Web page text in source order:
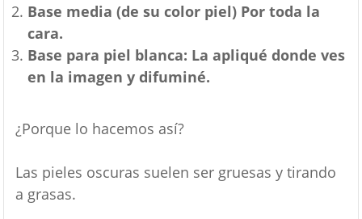
Base media (de su color piel) Por toda la
cara.
Base para piel blanca: La apliqué donde ves
en la imagen y difuminé.
¿Porque lo hacemos así?
Las pieles oscuras suelen ser gruesas y tirando
a grasas.